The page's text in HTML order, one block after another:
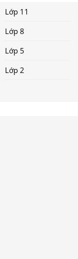
Lớp 11
Lớp 8
Lớp 5
Lớp 2